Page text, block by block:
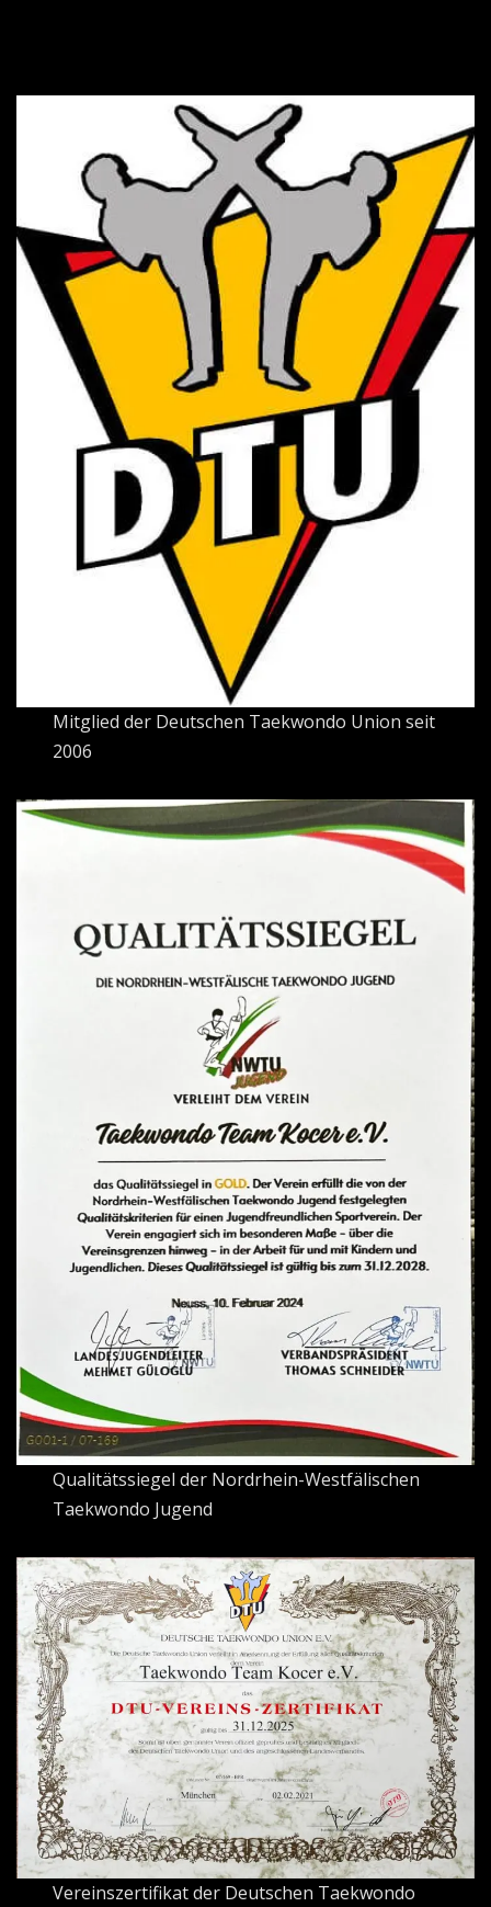
Mitglied der Deutschen Taekwondo Union seit
2006
Qualitätssiegel der Nordrhein-Westfälischen
Taekwondo Jugend
Vereinszertifikat der Deutschen Taekwondo